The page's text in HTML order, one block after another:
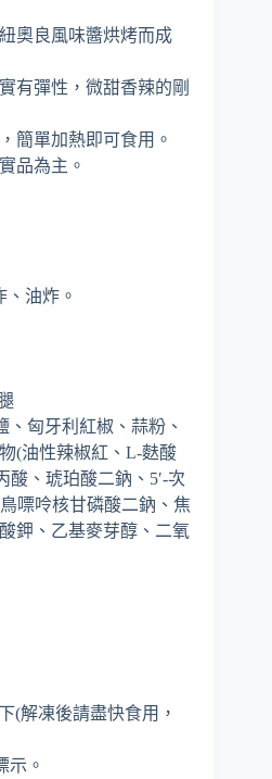
奧良風味醬烘烤而成
有彈性，微甜香辣的剛
簡單加熱即可食用。
品為主。
油炸。
匈牙利紅椒、蒜粉、
(油性辣椒紅、L-麩酸
、琥珀酸二鈉、5′-次
嘌呤核甘磷酸二鈉、焦
鉀、乙基麥芽醇、二氧
(解凍後請盡快食用，
示。